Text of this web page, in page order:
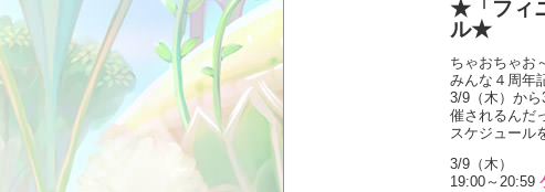
★「フィ
ル★
ちゃおちゃお
みんな４周年
3/9（木）か
催されるんだ
スケジュール
3/9（木）
19:00～20:59